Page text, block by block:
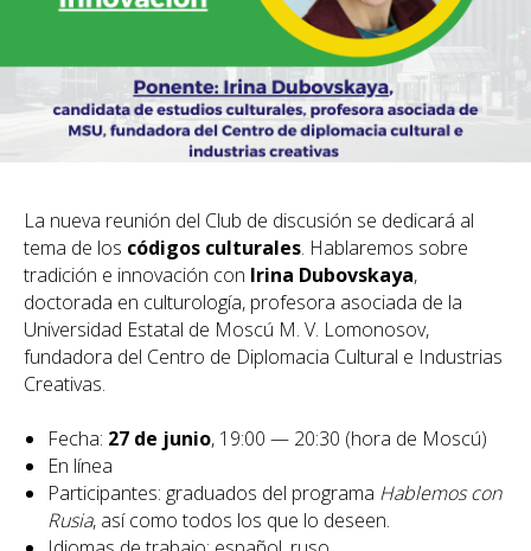
La nueva reunión del Club de discusión se dedicará al
tema de los códigos culturales. Hablaremos sobre
tradición e innovación con Irina Dubovskaya,
doctorada en culturología, profesora asociada de la
Universidad Estatal de Moscú M. V. Lomonosov,
fundadora del Centro de Diplomacia Cultural e Industrias
Creativas.
Fecha: 27 de junio, 19:00 — 20:30 (hora de Moscú)
En línea
Participantes: graduados del programa Hablemos con
Rusia, así como todos los que lo deseen.